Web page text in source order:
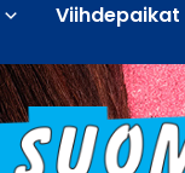
Viihdepaikat